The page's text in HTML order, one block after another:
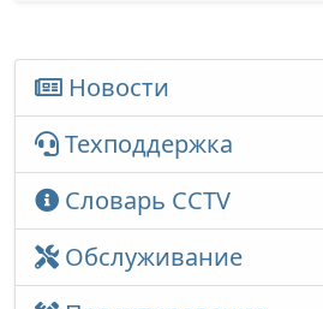
Новости
Техподдержка
Словарь CCTV
Обслуживание